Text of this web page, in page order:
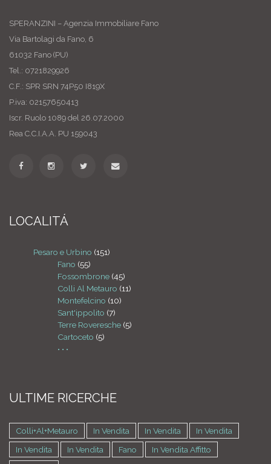
SPERANZINI – Agenzia Immobiliare Fano
Via Bartolagi da Fano, 6
61032 Fano (PU)
Tel.: 0721829926
C.F.: SPR SRN 74P50 I819X
P.iva: 02157650413
Iscr. Ruolo 1089 del 26.07.2000
Rea C.C.I.A.A. PU 159043
LOCALITÁ
Pesaro e Urbino (151)
Fano (55)
Fossombrone (45)
Colli Al Metauro (11)
Montefelcino (10)
Sant'ippolito (7)
Terre Roveresche (5)
Cartoceto (5)
• • •
ULTIME RICERCHE
Colli+al+metauro In Vendita In Vendita
In Vendita
In Vendita
In Vendita Fano
In Vendita Affitto